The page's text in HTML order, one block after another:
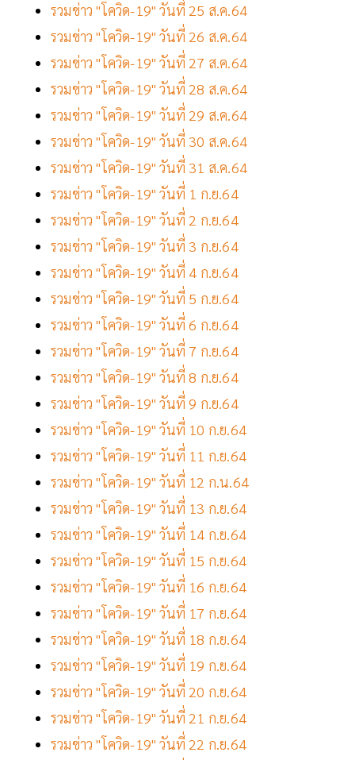
รวมข่าว "โควิด-19" วันที่ 25 ส.ค.64
รวมข่าว "โควิด-19" วันที่ 26 ส.ค.64
รวมข่าว "โควิด-19" วันที่ 27 ส.ค.64
รวมข่าว "โควิด-19" วันที่ 28 ส.ค.64
รวมข่าว "โควิด-19" วันที่ 29 ส.ค.64
รวมข่าว "โควิด-19" วันที่ 30 ส.ค.64
รวมข่าว "โควิด-19" วันที่ 31 ส.ค.64
รวมข่าว "โควิด-19" วันที่ 1 ก.ย.64
รวมข่าว "โควิด-19" วันที่ 2 ก.ย.64
รวมข่าว "โควิด-19" วันที่ 3 ก.ย.64
รวมข่าว "โควิด-19" วันที่ 4 ก.ย.64
รวมข่าว "โควิด-19" วันที่ 5 ก.ย.64
รวมข่าว "โควิด-19" วันที่ 6 ก.ย.64
รวมข่าว "โควิด-19" วันที่ 7 ก.ย.64
รวมข่าว "โควิด-19" วันที่ 8 ก.ย.64
รวมข่าว "โควิด-19" วันที่ 9 ก.ย.64
รวมข่าว "โควิด-19" วันที่ 10 ก.ย.64
รวมข่าว "โควิด-19" วันที่ 11 ก.ย.64
รวมข่าว "โควิด-19" วันที่ 12 ก.น.64
รวมข่าว "โควิด-19" วันที่ 13 ก.ย.64
รวมข่าว "โควิด-19" วันที่ 14 ก.ย.64
รวมข่าว "โควิด-19" วันที่ 15 ก.ย.64
รวมข่าว "โควิด-19" วันที่ 16 ก.ย.64
รวมข่าว "โควิด-19" วันที่ 17 ก.ย.64
รวมข่าว "โควิด-19" วันที่ 18 ก.ย.64
รวมข่าว "โควิด-19" วันที่ 19 ก.ย.64
รวมข่าว "โควิด-19" วันที่ 20 ก.ย.64
รวมข่าว "โควิด-19" วันที่ 21 ก.ย.64
รวมข่าว "โควิด-19" วันที่ 22 ก.ย.64